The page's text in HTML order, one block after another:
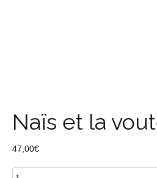
Naïs et la
47,00€
quantité